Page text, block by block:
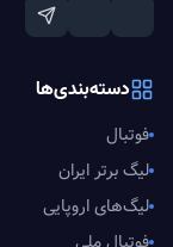
دسته‌بندی‌ها
فوتبال
لیگ برتر ایران
لیگ‌های اروپایی